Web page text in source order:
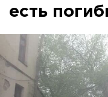
есть